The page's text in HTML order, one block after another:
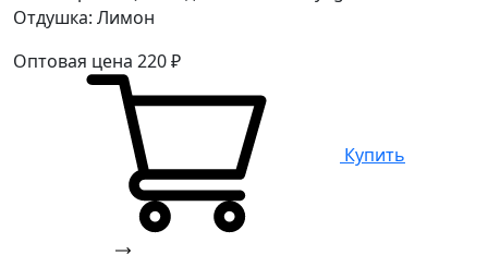
Отдушка: Лимон
Оптовая цена 220₽
Купить